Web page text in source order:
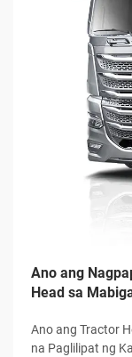
Ano ang
Head sa
Ano ang Tractor
na Paglilipat ng